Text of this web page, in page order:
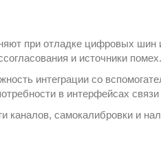
при отладке цифровых шин
и источники помех.
интеграции со
в интерфейсах
каналов, самокалибровки и